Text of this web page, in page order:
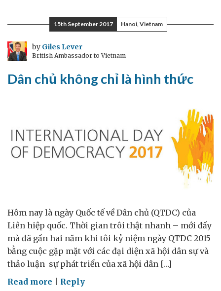
để
đi
nhanh!
15th September 2017 Hanoi, Vietnam
by Giles Lever
British Ambassador to Vietnam
Dân chủ không chỉ là hình thức
Hôm nay là ngày Quốc tế về Dân chủ (QTDC) của
Liên hiệp quốc. Thời gian trôi thật nhanh – mới đấy
mà đã gần hai năm khi tôi kỷ niệm ngày QTDC 2015
bằng cuộc gặp mặt với các đại diện xã hội dân sự và
thảo luận sự phát triển của xã hội dân […]
Read more onReply